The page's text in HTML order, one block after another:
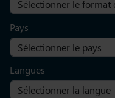
Pays
Langues